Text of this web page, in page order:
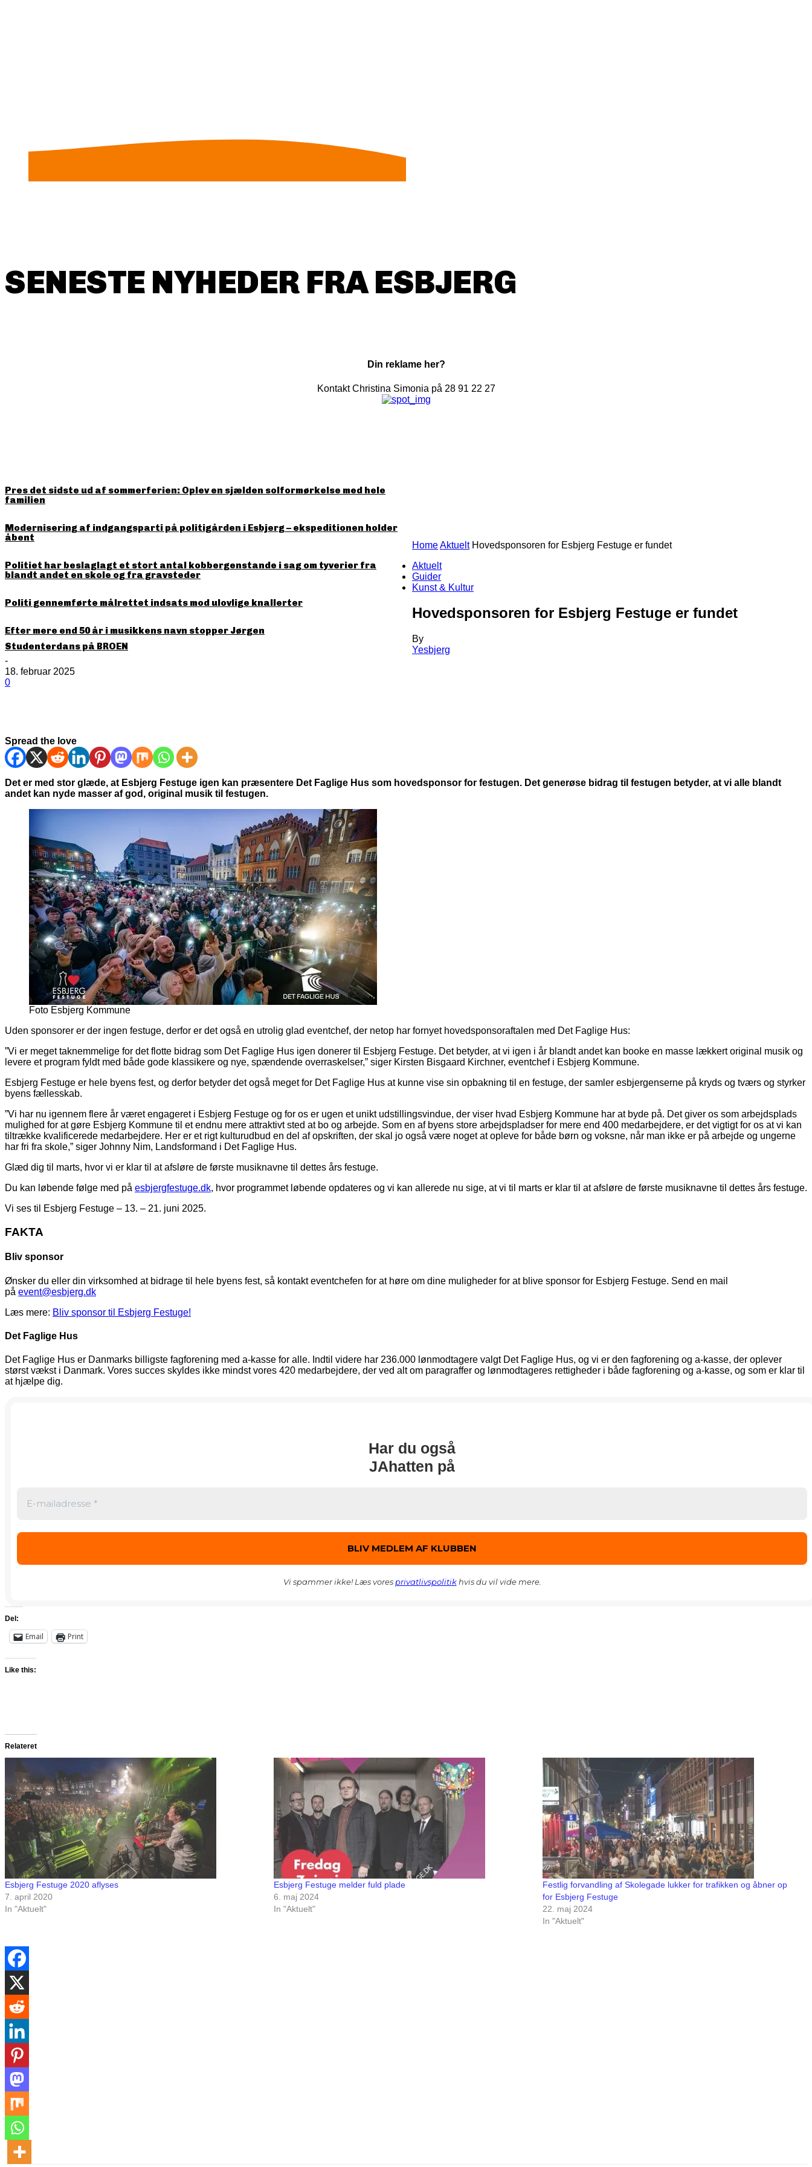
SENESTE NYHEDER FRA ESBJERG
Din reklame her?
Kontakt Christina Simonia på 28 91 22 27
Pres det sidste ud af sommerferien: Oplev en sjælden solformørkelse med hele
familien
Modernisering af indgangsparti på politigården i Esbjerg – ekspeditionen holder
åbent
Politiet har beslaglagt et stort antal kobbergenstande i sag om tyverier fra
blandt andet en skole og fra gravsteder
Politi gennemførte målrettet indsats mod ulovlige knallerter
Efter mere end 50 år i musikkens navn stopper Jørgen
Studenterdans på BROEN
HomeAktuelt Hovedsponsoren for Esbjerg Festuge er fundet
Aktuelt
Guider
Kunst & Kultur
Hovedsponsoren for Esbjerg Festuge er fundet
By
Yesbjerg
-
18. februar 2025
0
Spread the love
Det er med stor glæde, at Esbjerg Festuge igen kan præsentere Det Faglige Hus som hovedsponsor for festugen. Det generøse bidrag til festugen betyder, at vi alle blandt
andet kan nyde masser af god, original musik til festugen.
Foto Esbjerg Kommune
Uden sponsorer er der ingen festuge, derfor er det også en utrolig glad eventchef, der netop har fornyet hovedsponsoraftalen med Det Faglige Hus:
”Vi er meget taknemmelige for det flotte bidrag som Det Faglige Hus igen donerer til Esbjerg Festuge. Det betyder, at vi igen i år blandt andet kan booke en masse lækkert original musik og
levere et program fyldt med både gode klassikere og nye, spændende overraskelser,” siger Kirsten Bisgaard Kirchner, eventchef i Esbjerg Kommune.
Esbjerg Festuge er hele byens fest, og derfor betyder det også meget for Det Faglige Hus at kunne vise sin opbakning til en festuge, der samler esbjergenserne på kryds og tværs og styrker
byens fællesskab.
”Vi har nu igennem flere år været engageret i Esbjerg Festuge og for os er ugen et unikt udstillingsvindue, der viser hvad Esbjerg Kommune har at byde på. Det giver os som arbejdsplads
mulighed for at gøre Esbjerg Kommune til et endnu mere attraktivt sted at bo og arbejde. Som en af byens store arbejdspladser for mere end 400 medarbejdere, er det vigtigt for os at vi kan
tiltrække kvalificerede medarbejdere. Her er et rigt kulturudbud en del af opskriften, der skal jo også være noget at opleve for både børn og voksne, når man ikke er på arbejde og ungerne
har fri fra skole,” siger Johnny Nim, Landsformand i Det Faglige Hus.
Glæd dig til marts, hvor vi er klar til at afsløre de første musiknavne til dettes års festuge.
Du kan løbende følge med på esbjergfestuge.dk, hvor programmet løbende opdateres og vi kan allerede nu sige, at vi til marts er klar til at afsløre de første musiknavne til dettes års festuge.
Vi ses til Esbjerg Festuge – 13. – 21. juni 2025.
FAKTA
Bliv sponsor
Ønsker du eller din virksomhed at bidrage til hele byens fest, så kontakt eventchefen for at høre om dine muligheder for at blive sponsor for Esbjerg Festuge. Send en mail
på event@esbjerg.dk
Læs mere: Bliv sponsor til Esbjerg Festuge!
Det Faglige Hus
Det Faglige Hus er Danmarks billigste fagforening med a-kasse for alle. Indtil videre har 236.000 lønmodtagere valgt Det Faglige Hus, og vi er den fagforening og a-kasse, der oplever
størst vækst i Danmark. Vores succes skyldes ikke mindst vores 420 medarbejdere, der ved alt om paragraffer og lønmodtageres rettigheder i både fagforening og a-kasse, og som er klar til
at hjælpe dig.
Har du også
JAhatten på
Vi spammer ikke! Læs vores privatlivspolitikhvis du vil vide mere.
Del:
Email Print
Like this:
Relateret
Esbjerg Festuge 2020 aflyses
7. april 2020
In "Aktuelt"
Esbjerg Festuge melder fuld plade
6. maj 2024
In "Aktuelt"
Festlig forvandling af Skolegade lukker for trafikken og åbner op
for Esbjerg Festuge
22. maj 2024
In "Aktuelt"